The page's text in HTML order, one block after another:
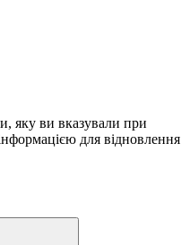
яку ви вказували при
для відновлення